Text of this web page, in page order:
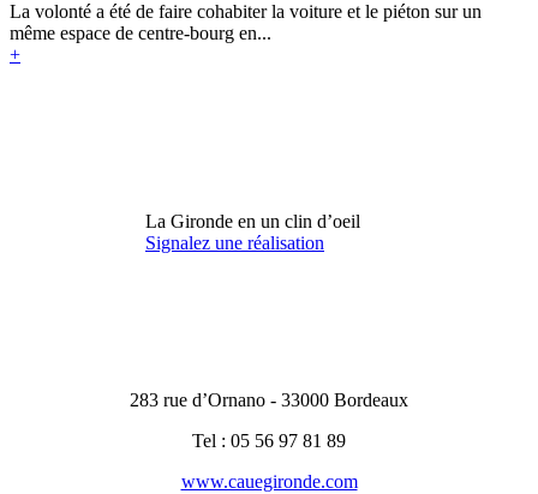
La volonté a été de faire cohabiter la voiture et le piéton sur un
même espace de centre-bourg en...
+
La Gironde en un clin d’oeil
Signalez une réalisation
283 rue d’Ornano - 33000 Bordeaux
Tel : 05 56 97 81 89
www.cauegironde.com